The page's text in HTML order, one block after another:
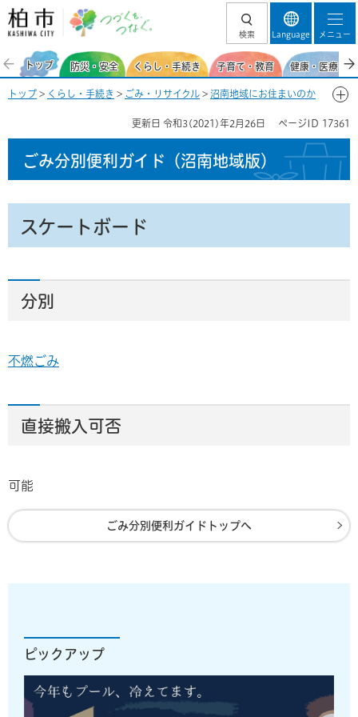
柏市 つづくを、
検索 Language メニュー
トップ 防災・安全 くらし・手続き 子育て・教育 健康・医療・
トップ > くらし・手続き > ごみ・リサイクル > 沼南地域にお住まいのか
更新日 令和3(2021)年2月26日 ページID 17361
ごみ分別便利ガイド （沼南地域版）
スケートボード
分別
不燃ごみ
直接搬入可否
可能
ごみ分別便利ガイドトップへ
ピックアップ